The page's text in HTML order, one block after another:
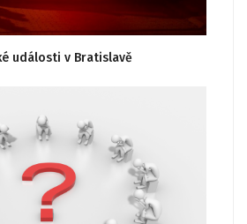
události v Bratislavě